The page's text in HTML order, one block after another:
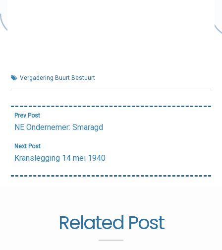
Vergadering Buurt Bestuurt
Bericht
navigatie
Prev Post
NE Ondernemer: Smaragd
Next Post
Kranslegging 14 mei 1940
Related Post